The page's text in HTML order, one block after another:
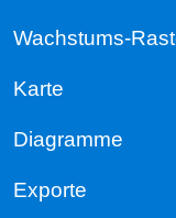
Wachstums-
Karte
Diagramme
Exporte